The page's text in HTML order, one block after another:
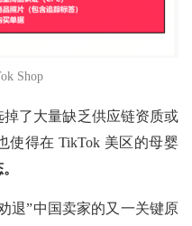
Shop
了大量缺乏供应链资质或
使得在 TikTok 美区的母婴
退”中国卖家的又一关键原